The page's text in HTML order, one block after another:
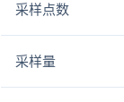
采样点数
采样量